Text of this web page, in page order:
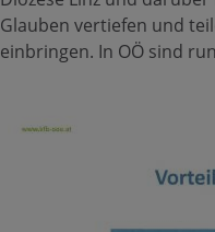
Glauben vertiefen und
einbringen. In OÖ sind